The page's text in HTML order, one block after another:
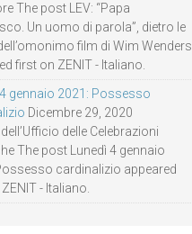
The post LEV: “Papa
Un uomo di parola”, dietro le
film di Wim Wenders
first on ZENIT - Italiano.
4 gennaio 2021: Possesso
Dicembre 29, 2020
delle Celebrazioni
The post Lunedì 4 gennaio
cardinalizio appeared
- Italiano.